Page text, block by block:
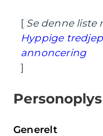
[ Se denne liste
Hyppige
annoncering
]
Generelt